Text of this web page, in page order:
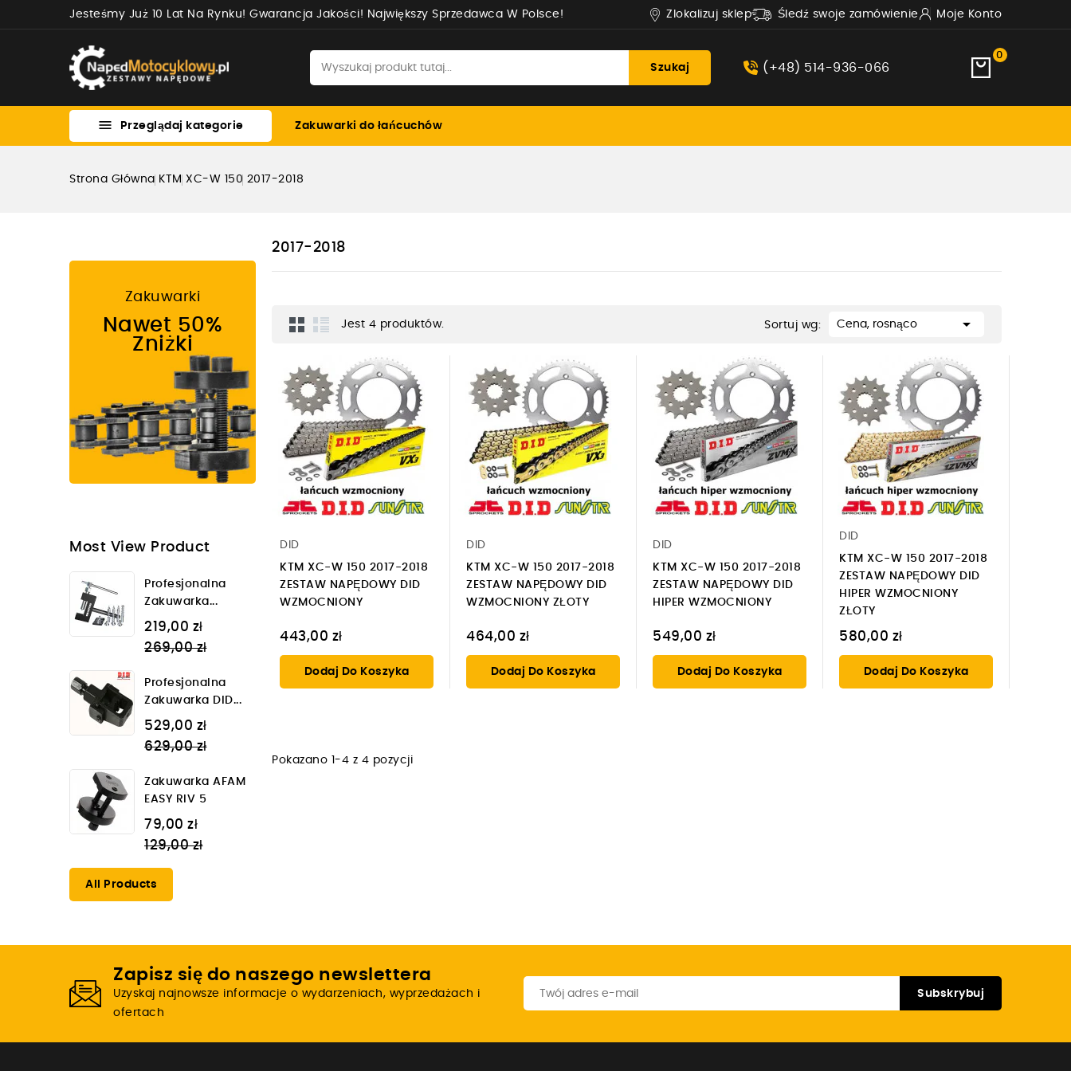
Jesteśmy Już 10 Lat Na Rynku! Gwarancja Jakości! Największy Sprzedawca W Polsce! Zlokalizuj sklep Śledź swoje zamówienie Moje Konto
Szukaj (+48) 514-936-066
0
 Przeglądaj kategorie Zakuwarki do łańcuchów
Strona Główna KTM XC-W 150 2017-2018
Zakuwarki
Nawet 50%
Zniżki
Most View Product
Profesjonalna
Zakuwarka...
219,00 złRegular
price
269,00 zł
Profesjonalna
Zakuwarka DID...
529,00 złRegular
price
629,00 zł
Zakuwarka AFAM
EASY RIV 5
79,00 złRegular
price
129,00 zł
All Products
2017-2018
Jest 4 produktów. Sortuj wg: Cena, rosnąco 
DID
KTM XC-W 150 2017-2018
ZESTAW NAPĘDOWY DID
WZMOCNIONY
443,00 zł
Dodaj Do Koszyka
DID
KTM XC-W 150 2017-2018
ZESTAW NAPĘDOWY DID
WZMOCNIONY ZŁOTY
464,00 zł
Dodaj Do Koszyka
DID
KTM XC-W 150 2017-2018
ZESTAW NAPĘDOWY DID
HIPER WZMOCNIONY
549,00 zł
Dodaj Do Koszyka
DID
KTM XC-W 150 2017-2018
ZESTAW NAPĘDOWY DID
HIPER WZMOCNIONY
ZŁOTY
580,00 zł
Dodaj Do Koszyka
Pokazano 1-4 z 4 pozycji
Zapisz się do naszego newslettera
Uzyskaj najnowsze informacje o wydarzeniach, wyprzedażach i
ofertach